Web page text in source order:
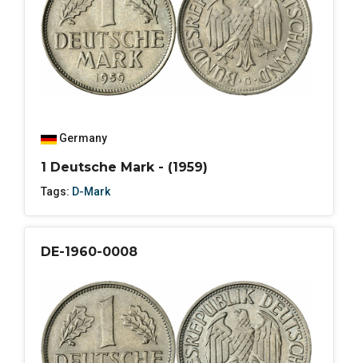
Germany
1 Deutsche Mark - (1959)
Tags: D-Mark
DE-1960-0008